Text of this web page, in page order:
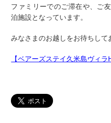
ファミリーでのご滞在や、ご
泊施設となっています。
みなさまのお越しをお待ちして
【ベアーズステイ久米島ヴィラ